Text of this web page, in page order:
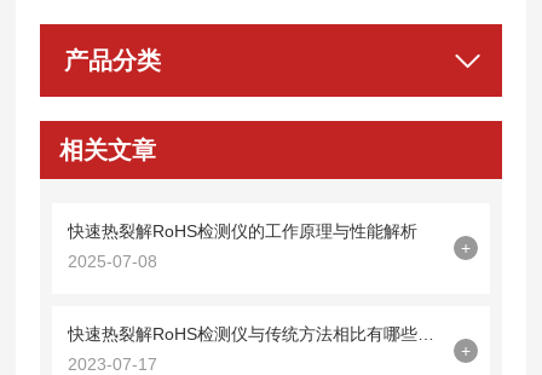
产品分类
相关文章
快速热裂解RoHS检测仪的工作原理与性能解析
2025-07-08
+
2023-07-17
+